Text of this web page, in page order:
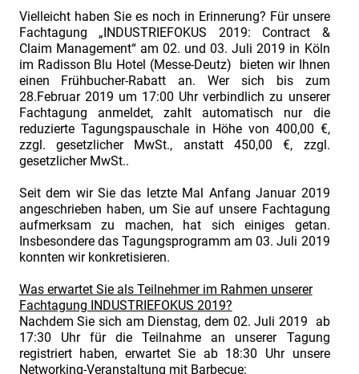
Vielleicht haben Sie es noch in Erinnerung? Für unsere
Fachtagung „INDUSTRIEFOKUS 2019: Contract &
Claim Management“ am 02. und 03. Juli 2019 in Köln
im Radisson Blu Hotel (Messe-Deutz) bieten wir Ihnen
einen Frühbucher-Rabatt an. Wer sich bis zum
28.Februar 2019 um 17:00 Uhr verbindlich zu unserer
Fachtagung anmeldet, zahlt automatisch nur die
reduzierte Tagungspauschale in Höhe von 400,00 €,
zzgl. gesetzlicher MwSt., anstatt 450,00 €, zzgl.
gesetzlicher MwSt..
Seit dem wir Sie das letzte Mal Anfang Januar 2019
angeschrieben haben, um Sie auf unsere Fachtagung
aufmerksam zu machen, hat sich einiges getan.
Insbesondere das Tagungsprogramm am 03. Juli 2019
konnten wir konkretisieren.
Was erwartet Sie als Teilnehmer im Rahmen unserer
Fachtagung INDUSTRIEFOKUS 2019?
Nachdem Sie sich am Dienstag, dem 02. Juli 2019 ab
17:30 Uhr für die Teilnahme an unserer Tagung
registriert haben, erwartet Sie ab 18:30 Uhr unsere
Networking-Veranstaltung mit Barbecue:
Die
Fachtagung
für
Praktiker
im
industriellen
Projektgeschäft
for
Papers.
Industriefokus
Contract
&
Claim
Management.